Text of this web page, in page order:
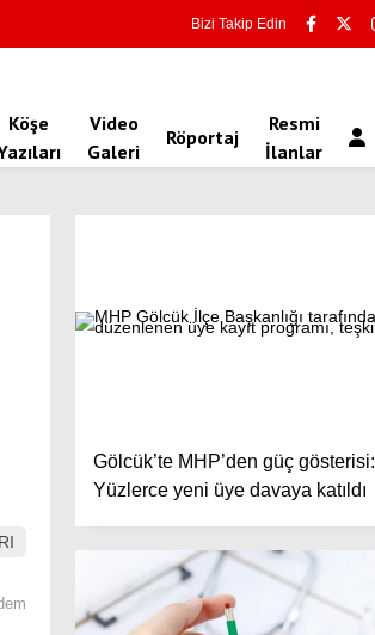
Bizi Takip Edin
Köşe
Video
Galeri
Röportaj
Resmi
İlanlar
Gölcük’te MHP’den güç gösterisi:
Yüzlerce yeni üye davaya katıldı